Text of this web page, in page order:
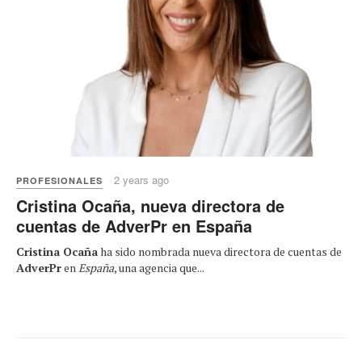
PROFESIONALES 2 years ago
Cristina Ocaña, nueva directora de
cuentas de AdverPr en España
Cristina Ocañaha sido nombrada nueva directora de cuentas de
AdverPren España, una agencia que...